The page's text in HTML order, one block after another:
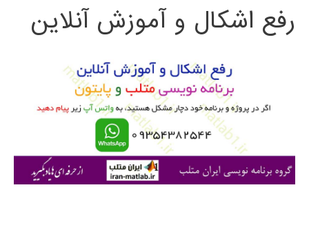
ج
ی
رفع اشکال و آموزش آنلاین